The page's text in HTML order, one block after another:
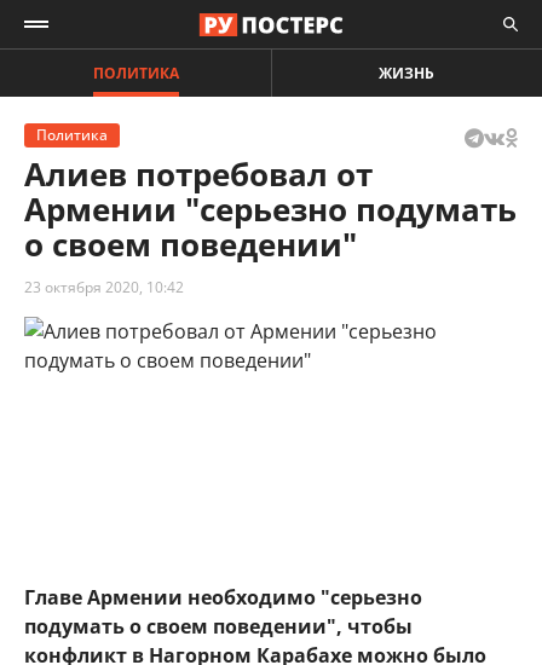
ПОЛИТИКА ЖИЗНЬ
Политика
Алиев потребовал от
Армении "серьезно подумать
о своем поведении"
23 октября 2020, 10:42
Главе Армении необходимо "серьезно
подумать о своем поведении", чтобы
конфликт в Нагорном Карабахе можно было